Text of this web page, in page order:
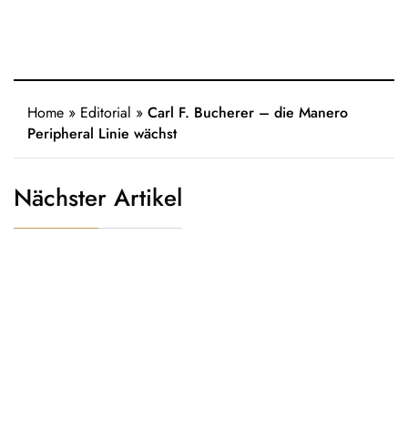
Home » Editorial » Carl F. Bucherer – die Manero
Peripheral Linie wächst
Nächster Artikel